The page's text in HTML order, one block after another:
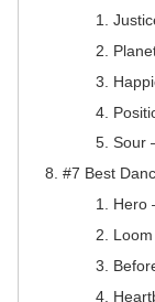
Sour
#7 Best
Hero